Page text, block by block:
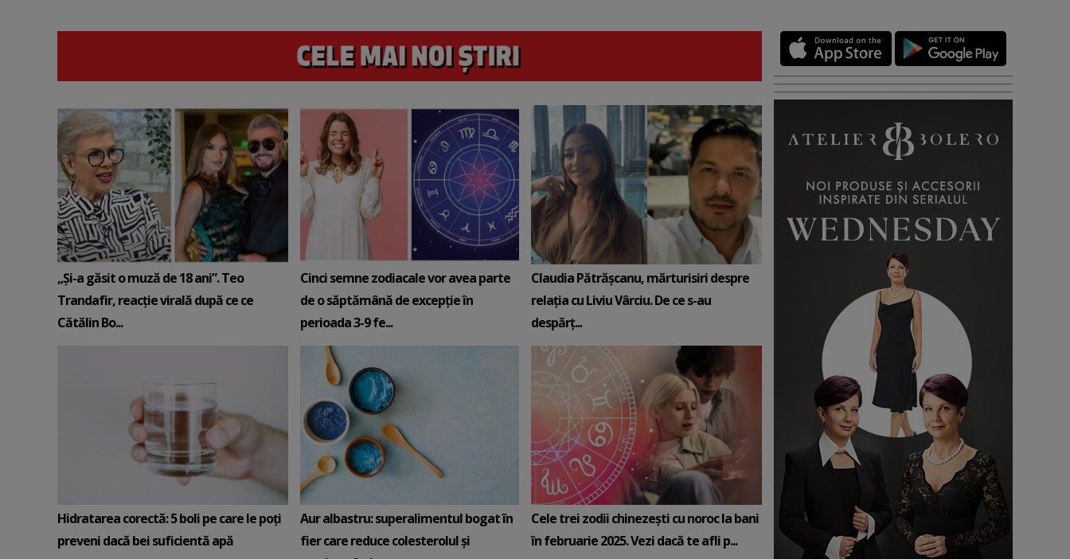
„Și-a găsit o muză de 18 ani”. Teo
Trandafir, reacție virală după ce ce
Cătălin Bo...
Cinci semne zodiacale vor avea parte
de o săptămână de excepție în
perioada 3-9 fe...
Claudia Pătrășcanu, mărturisiri despre
relația cu Liviu Vârciu. De ce s-au
despărț...
Hidratarea corectă: 5 boli pe care le poți
preveni dacă bei suficientă apă
Aur albastru: superalimentul bogat în
fier care reduce colesterolul și
Cele trei zodii chinezești cu noroc la bani
în februarie 2025. Vezi dacă te afli p...